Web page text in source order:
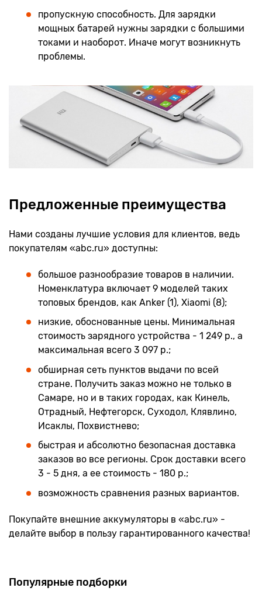
пропускную способность. Для зарядки
мощных батарей нужны зарядки с большими
токами и наоборот. Иначе могут возникнуть
проблемы.
Предложенные преимущества
Нами созданы лучшие условия для клиентов, ведь
покупателям «abc.ru» доступны:
большое разнообразие товаров в наличии.
Номенклатура включает 9 моделей таких
топовых брендов, как Anker (1), Xiaomi (8);
низкие, обоснованные цены. Минимальная
стоимость зарядного устройства - 1 249 р., а
максимальная всего 3 097 р.;
обширная сеть пунктов выдачи по всей
стране. Получить заказ можно не только в
Самаре, но и в таких городах, как Кинель,
Отрадный, Нефтегорск, Суходол, Клявлино,
Исаклы, Похвистнево;
быстрая и абсолютно безопасная доставка
заказов во все регионы. Срок доставки всего
3 - 5 дня, а ее стоимость - 180 р.;
возможность сравнения разных вариантов.
Покупайте внешние аккумуляторы в «abc.ru» -
делайте выбор в пользу гарантированного качества!
Популярные подборки